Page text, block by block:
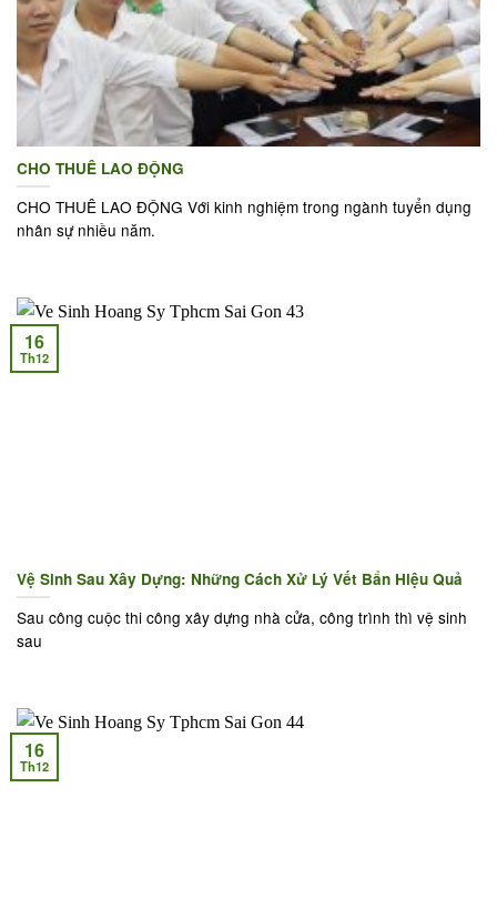
CHO THUÊ LAO ĐỘNG
CHO THUÊ LAO ĐỘNG Với kinh nghiệm trong ngành tuyển dụng
nhân sự nhiều năm.
Vệ Sinh Sau Xây Dựng: Những Cách Xử Lý Vết Bẩn Hiệu Quả
Sau công cuộc thi công xây dựng nhà cửa, công trình thì vệ sinh
sau
16
Th12
16
Th12